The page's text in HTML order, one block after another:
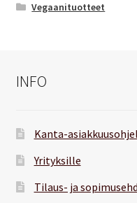
Vegaanituotteet
INFO
Kanta-
Yrityksille
Tilaus- ja